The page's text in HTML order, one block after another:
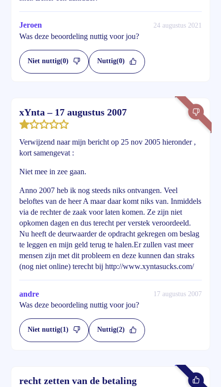
Jeroen 24 augustus 2021
Was deze beoordeling nuttig voor jou?
Niet nuttig(0) Nuttig(0)
xYnta – 17 augustus 2007
Verwijzend naar mijn bericht op 25 nov 2005 hieronder ,
kort samengevat :
Niet mee in zee gaan.
Anno 2007 heb ik nog steeds niks ontvangen. Veel
beloftes van de heer A maar daar komt niks van. Inmiddels
via de rechter de zaak voor laten komen. Ze zijn niet
opkomen dagen en dus terecht per verstek veroordeeld.
Nu heeft de deurwaarder de opdracht gekregen om beslag
te leggen en mijn geld terug te halen.Er zullen vast meer
mensen zijn met dit probleem en deze kunnen dan straks
(nog niet online) terecht bij http://www.xyntasucks.com/
andre 17 augustus 2007
Was deze beoordeling nuttig voor jou?
Niet nuttig(1) Nuttig(2)
recht zetten van de betaling